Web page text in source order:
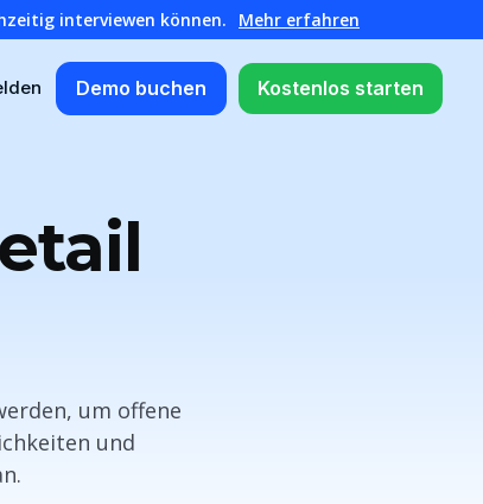
interviewen können. Mehr erfahren
Demo buchen Kostenlos starten
um offene
und